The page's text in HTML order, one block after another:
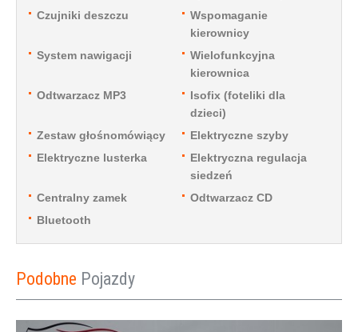
Czujniki deszczu
Wspomaganie
kierownicy
System nawigacji
Wielofunkcyjna
kierownica
Odtwarzacz MP3
Isofix (foteliki dla
dzieci)
Zestaw głośnomówiący
Elektryczne szyby
Elektryczne lusterka
Elektryczna regulacja
siedzeń
Centralny zamek
Odtwarzacz CD
Bluetooth
Podobne Pojazdy